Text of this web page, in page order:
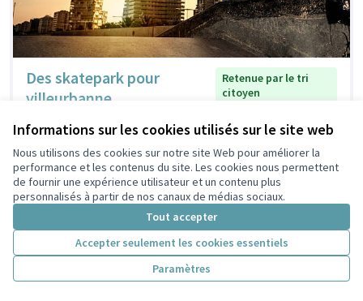
Informations sur les cookies utilisés sur le site web
Nous utilisons des cookies sur notre site Web pour améliorer la
performance et les contenus du site. Les cookies nous permettent
de fournir une expérience utilisateur et un contenu plus
personnalisés à partir de nos canaux de médias sociaux.
Tout accepter
Accepter seulement les cookies essentiels
Paramètres
Des skatepark pour
villeurbanne
Retenue par le tri
citoyen